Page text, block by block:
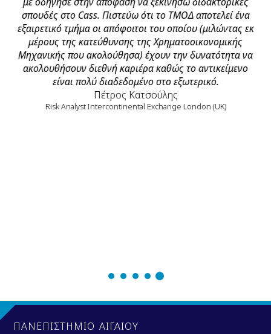
σπουδές στο Cass. Πιστεύω ότι το ΤΜΟΔ αποτελεί ένα
εξαιρετικό τμήμα οι απόφοιτοι του οποίου (μιλώντας εκ
μέρους της κατεύθυνσης της Χρηματοοικονομικής
Μηχανικής που ακολούθησα) έχουν την δυνατότητα να
ακολουθήσουν διεθνή καριέρα καθώς το αντικείμενο
είναι πολύ διαδεδομένο στο εξωτερικό.
Πέτρος Κατσούλης
Risk Analyst Intercontinental Exchange London (UK)
ΠΑΝΕΠΙΣΤΗΜΙΟ ΑΙΓΑΙΟΥ